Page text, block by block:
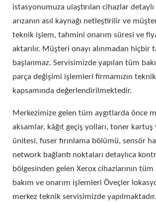
istasyonumuza ulaştırılan cihazlar
arızanın asıl kaynağı netleştirilir ve
teknik işlem, tahmini onarım süresi ve
aktarılır. Müşteri onayı alınmadan hiçbir
başlanmaz. Servisimizde yapılan tüm
parça değişimi işlemleri firmamızın
kapsamında değerlendirilmektedir.
Merkezimize gelen tüm aygıtlarda önce
aksamlar, kâğıt geçiş yolları, toner kartuş
ünitesi, fuser fırınlama bölümü, sensör
network bağlantı noktaları detaylıca
bölgesinden gelen Xerox cihazlarının
bakım ve onarım işlemleri Öveçler
merkez teknik servisimizde